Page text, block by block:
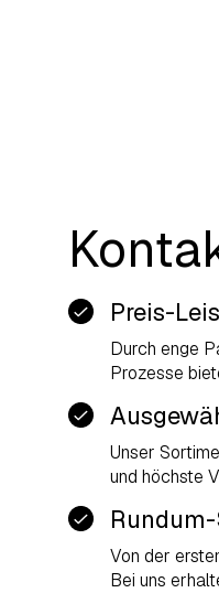
Preis-
Durch enge
Prozesse
Unser
und höchste
Von der
Bei uns